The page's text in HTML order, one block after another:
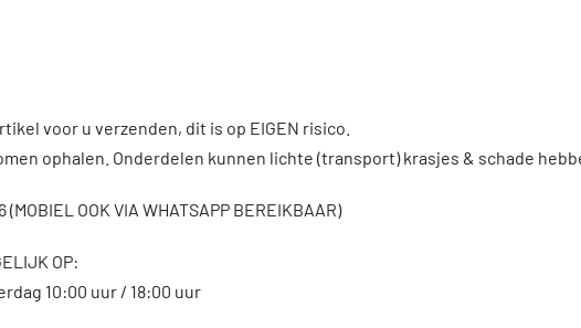
voor u verzenden, dit is op EIGEN risico.
ophalen. Onderdelen kunnen lichte (transport) krasjes & schade
(MOBIEL OOK VIA WHATSAPP BEREIKBAAR)
OP:
10:00 uur / 18:00 uur